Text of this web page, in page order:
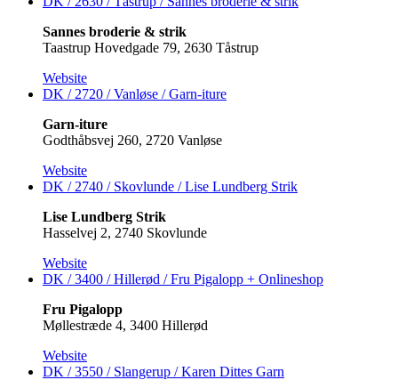
Sannes broderie & strik
Taastrup Hovedgade 79, 2630 Tåstrup
Website
DK / 2720 / Vanløse / Garn-iture
Garn-iture
Godthåbsvej 260, 2720 Vanløse
Website
DK / 2740 / Skovlunde / Lise Lundberg Strik
Lise Lundberg Strik
Hasselvej 2, 2740 Skovlunde
Website
DK / 3400 / Hillerød / Fru Pigalopp + Onlineshop
Fru Pigalopp
Møllestræde 4, 3400 Hillerød
Website
DK / 3550 / Slangerup / Karen Dittes Garn